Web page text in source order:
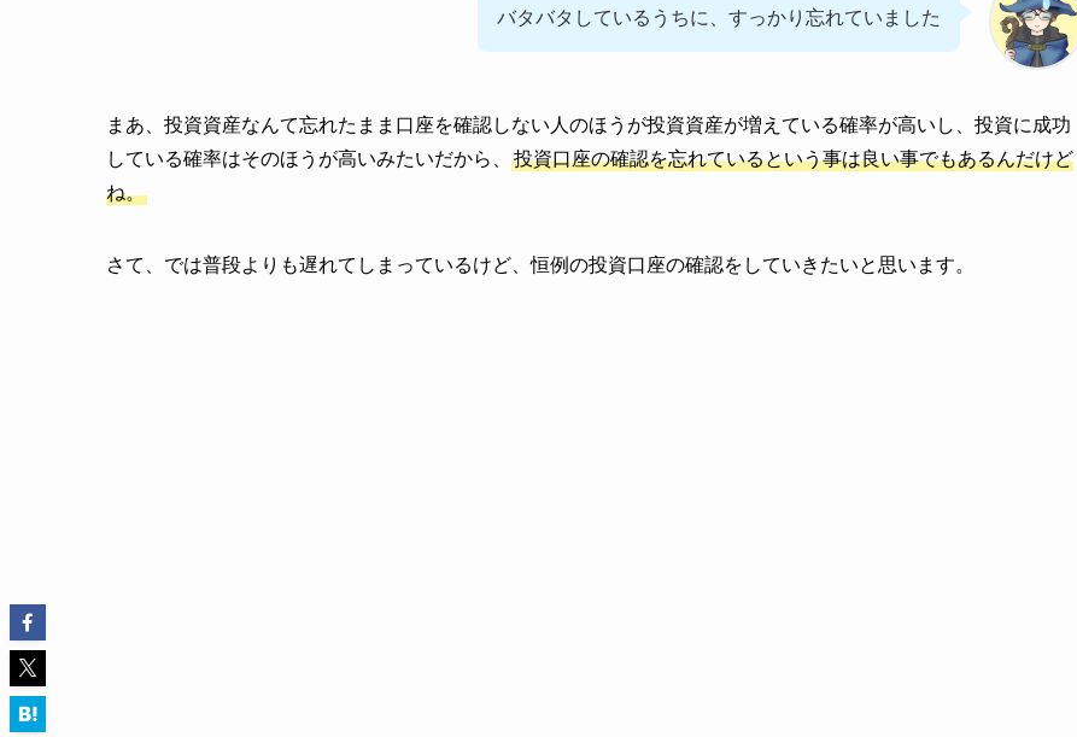
バタバタしているうちに、すっかり忘れていました
まあ、投資資産なんて忘れたまま口座を確認しない人のほうが投資資産が増えている確率が高いし、投資に成功
している確率はそのほうが高いみたいだから、
投資口座の確認を忘れているという事は良い事でもあるんだけど
ね。
さて、では普段よりも遅れてしまっているけど、恒例の投資口座の確認をしていきたいと思います。